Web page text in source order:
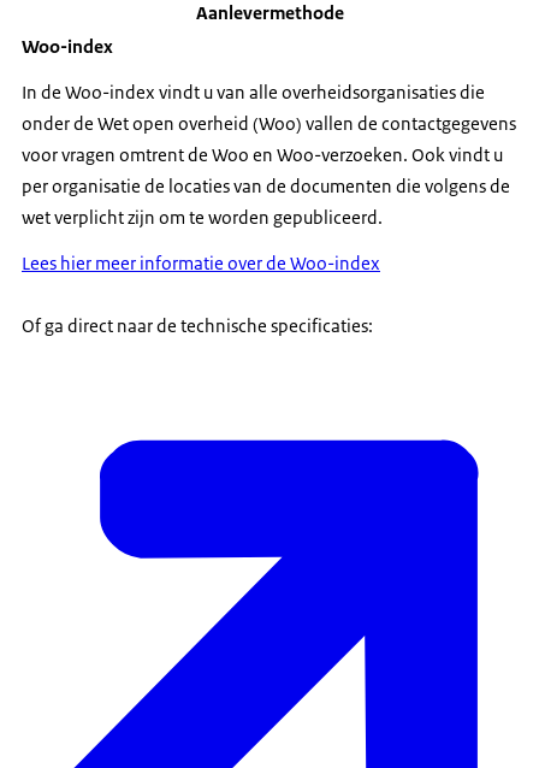
Aanlevermethode
Woo-index
In de Woo-index vindt u van alle overheidsorganisaties die
onder de Wet open overheid (Woo) vallen de contactgegevens
voor vragen omtrent de Woo en Woo-verzoeken. Ook vindt u
per organisatie de locaties van de documenten die volgens de
wet verplicht zijn om te worden gepubliceerd.
Lees hier meer informatie over de Woo-index
Of ga direct naar de technische specificaties: